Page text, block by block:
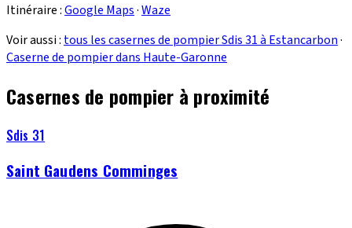
Itinéraire :Google Maps·Waze
Voir aussi : tous les casernes de pompier Sdis 31 à Estancarbon·
Caserne de pompier dans Haute-Garonne
Casernes de pompier à proximité
Sdis 31
Saint Gaudens Comminges